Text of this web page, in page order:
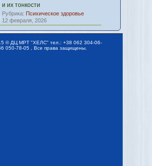
и их тонкости
Рубрика: Психическое здоровье
12 февраля, 2026
© ДЦ МРТ "ХЕЛС" тел.: +38 062 304-06-
050-78-05 , Все права защищены.